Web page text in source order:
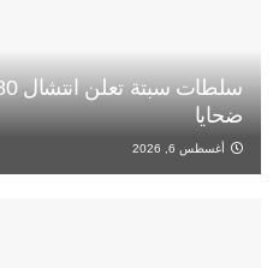
ضحايا
أغسطس 6, 2026